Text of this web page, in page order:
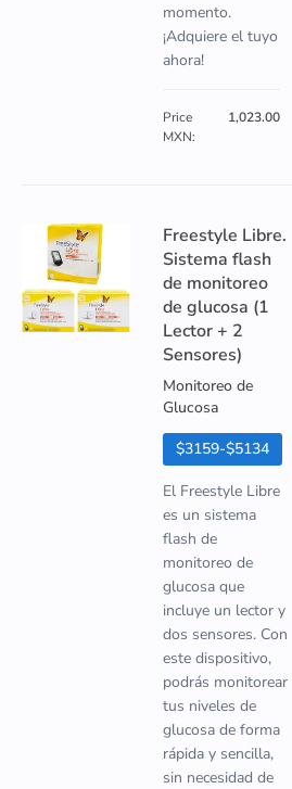
momento.
¡Adquiere el tuyo
ahora!
Price
MXN:
1,023.00
Freestyle Libre.
Sistema flash
de monitoreo
de glucosa (1
Lector + 2
Sensores)
Monitoreo de
Glucosa
$3159-$5134
El Freestyle Libre
es un sistema
flash de
monitoreo de
glucosa que
incluye un lector y
dos sensores. Con
este dispositivo,
podrás monitorear
tus niveles de
glucosa de forma
rápida y sencilla,
sin necesidad de